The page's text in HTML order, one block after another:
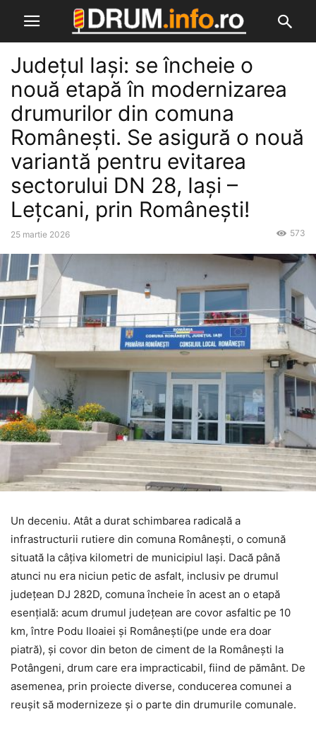
Județul Iași: se încheie o
nouă etapă în modernizarea
drumurilor din comuna
Românești. Se asigură o nouă
variantă pentru evitarea
sectorului DN 28, Iași –
Lețcani, prin Românești!
25 martie 2026 573
Un deceniu. Atât a durat schimbarea radicală a
infrastructurii rutiere din comuna Românești, o comună
situată la câțiva kilometri de municipiul Iași. Dacă până
atunci nu era niciun petic de asfalt, inclusiv pe drumul
județean DJ 282D, comuna încheie în acest an o etapă
esențială: acum drumul județean are covor asfaltic pe 10
km, între Podu Iloaiei și Românești(pe unde era doar
piatră), și covor din beton de ciment de la Românești la
Potângeni, drum care era impracticabil, fiind de pământ. De
asemenea, prin proiecte diverse, conducerea comunei a
reușit să modernizeze și o parte din drumurile comunale.